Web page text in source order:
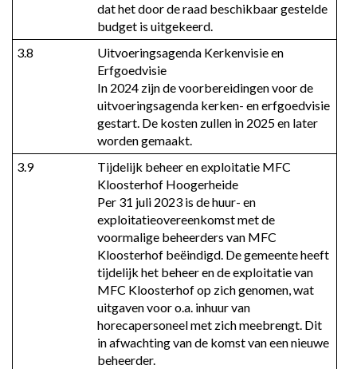
dat het door de raad beschikbaar gestelde
budget is uitgekeerd.
3.8
Uitvoeringsagenda Kerkenvisie en
Erfgoedvisie
In 2024 zijn de voorbereidingen voor de
uitvoeringsagenda kerken- en erfgoedvisie
gestart. De kosten zullen in 2025 en later
worden gemaakt.
3.9
Tijdelijk beheer en exploitatie MFC
Kloosterhof Hoogerheide
Per 31 juli 2023 is de huur- en
exploitatieovereenkomst met de
voormalige beheerders van MFC
Kloosterhof beëindigd. De gemeente heeft
tijdelijk het beheer en de exploitatie van
MFC Kloosterhof op zich genomen, wat
uitgaven voor o.a. inhuur van
horecapersoneel met zich meebrengt. Dit
in afwachting van de komst van een nieuwe
beheerder.